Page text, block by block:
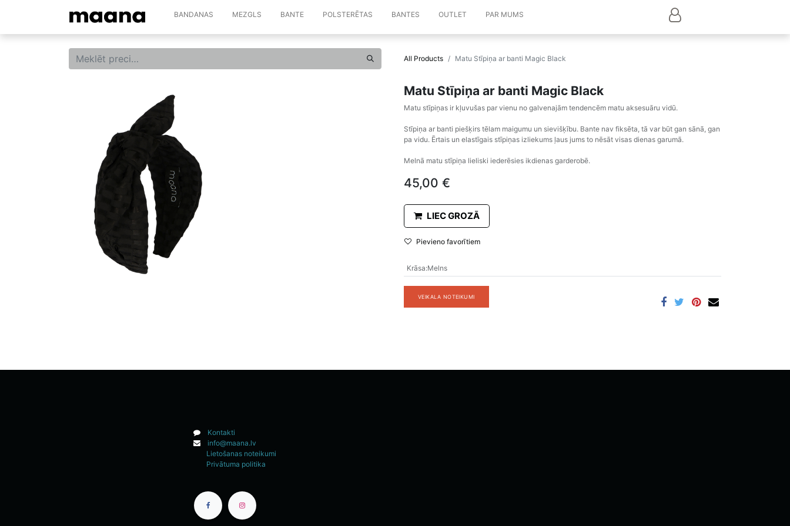
BANDANAS MEZGLS BANTE POLSTERĒTAS BANTES OUTLET PAR MUMS
All Products Matu Stīpiņa ar banti Magic Black
Matu Stīpiņa ar banti Magic Black
Matu stīpiņas ir kļuvušas par vienu no galvenajām tendencēm matu aksesuāru vidū.
Stīpiņa ar banti piešķirs tēlam maigumu un sievišķību. Bante nav fiksēta, tā var būt gan sānā, gan
pa vidu. Ērtais un elastīgais stīpiņas izliekums ļaus jums to nēsāt visas dienas garumā.
Melnā matu stīpiņa lieliski iederēsies ikdienas garderobē.
45,00 €
LIEC GROZĀ
Pievieno favorītiem
Krāsa:Melns
VEIKALA NOTEIKUMI
Kontakti
info@maana.lv
Lietošanas noteikumi
Privātuma politika